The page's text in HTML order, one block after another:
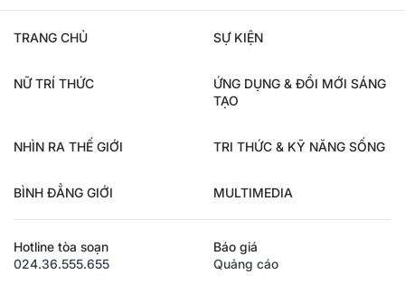
TRANG CHỦ SỰ KIỆN
NỮ TRÍ THỨC
ỨNG DỤNG & ĐỔI MỚI SÁNG
TẠO
NHÌN RA THẾ GIỚI TRI THỨC & KỸ NĂNG SỐNG
BÌNH ĐẲNG GIỚI MULTIMEDIA
Hotline tòa soạn
024.36.555.655
Báo giá
Quảng cáo